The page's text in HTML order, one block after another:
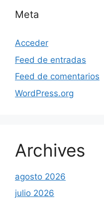
Meta
Acceder
Feed de entradas
Feed de comentarios
WordPress.org
Archives
agosto 2026
julio 2026